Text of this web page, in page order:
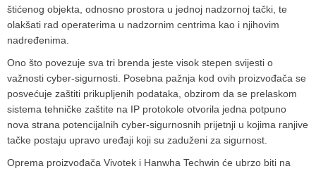
štićenog objekta, odnosno prostora u jednoj nadzornoj tački, te
olakšati rad operaterima u nadzornim centrima kao i njihovim
nadređenima.
Ono što povezuje sva tri brenda jeste visok stepen svijesti o
važnosti cyber-sigurnosti. Posebna pažnja kod ovih proizvođača se
posvećuje zaštiti prikupljenih podataka, obzirom da se prelaskom
sistema tehničke zaštite na IP protokole otvorila jedna potpuno
nova strana potencijalnih cyber-sigurnosnih prijetnji u kojima ranjive
tačke postaju upravo uređaji koji su zaduženi za sigurnost.
Oprema proizvođača Vivotek i Hanwha Techwin će ubrzo biti na